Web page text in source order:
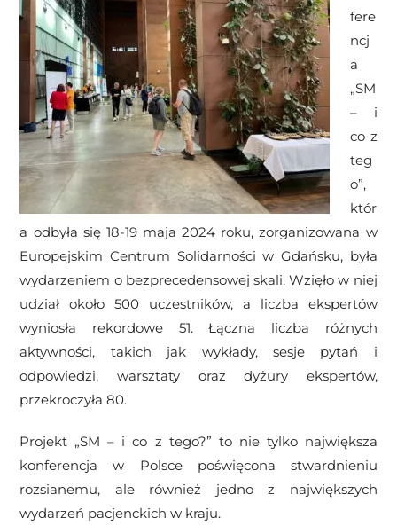
fere
ncj
a
„SM
– i
co z
teg
o”,
któr
a odbyła się 18-19 maja 2024 roku, zorganizowana w
Europejskim Centrum Solidarności w Gdańsku, była
wydarzeniem o bezprecedensowej skali. Wzięło w niej
udział około 500 uczestników, a liczba ekspertów
wyniosła rekordowe 51. Łączna liczba różnych
aktywności, takich jak wykłady, sesje pytań i
odpowiedzi, warsztaty oraz dyżury ekspertów,
przekroczyła 80.
Projekt „SM – i co z tego?” to nie tylko największa
konferencja w Polsce poświęcona stwardnieniu
rozsianemu, ale również jedno z największych
wydarzeń pacjenckich w kraju.